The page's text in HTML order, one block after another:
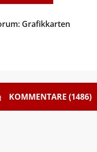
Grafikkarten
KOMMENTARE (1486)